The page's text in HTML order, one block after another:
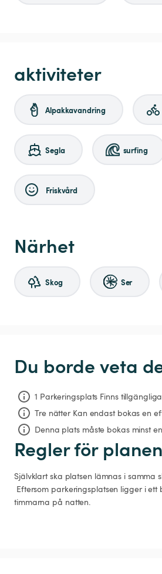
aktiviteter
Alpakkavandring
Segla surfing
Friskvård
Närhet
Skog Ser
Du borde veta
1 Parkeringsplats Finns
Tre nätter Kan endast bokas en
Denna plats måste bokas minst
Regler för planen
Självklart ska platsen lämnas i samma
timmarna på natten.